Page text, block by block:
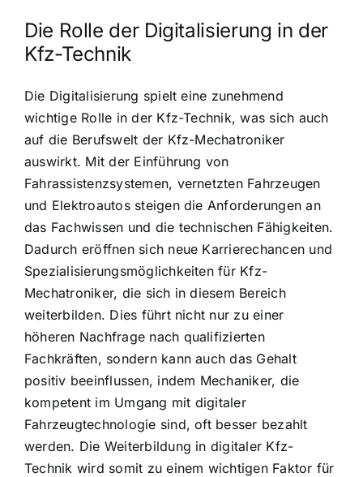
Die Rolle der Digitalisierung in der
Kfz-Technik
Die Digitalisierung spielt eine zunehmend
wichtige Rolle in der Kfz-Technik, was sich auch
auf die Berufswelt der Kfz-Mechatroniker
auswirkt. Mit der Einführung von
Fahrassistenzsystemen, vernetzten Fahrzeugen
und Elektroautos steigen die Anforderungen an
das Fachwissen und die technischen Fähigkeiten.
Dadurch eröffnen sich neue Karrierechancen und
Spezialisierungsmöglichkeiten für Kfz-
Mechatroniker, die sich in diesem Bereich
weiterbilden. Dies führt nicht nur zu einer
höheren Nachfrage nach qualifizierten
Fachkräften, sondern kann auch das Gehalt
positiv beeinflussen, indem Mechaniker, die
kompetent im Umgang mit digitaler
Fahrzeugtechnologie sind, oft besser bezahlt
werden. Die Weiterbildung in digitaler Kfz-
Technik wird somit zu einem wichtigen Faktor für